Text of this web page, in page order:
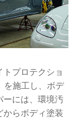
プロテクショ
を施工し、ボデ
ーには、環境汚
からボディ塗装